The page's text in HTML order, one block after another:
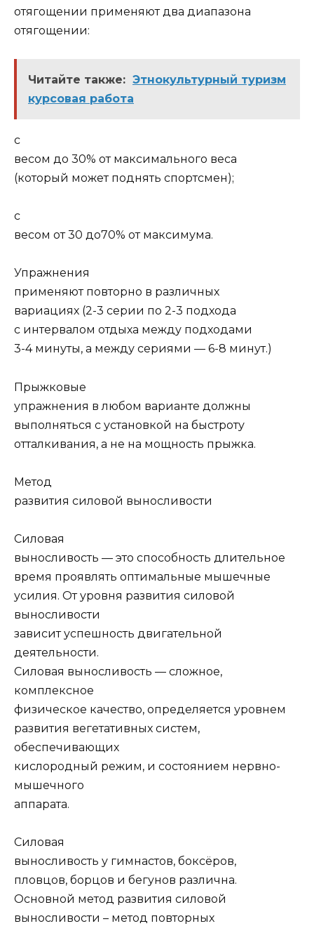
отягощении применяют два диапазона
отягощении:
Читайте также: Этнокультурный туризм
курсовая работа
с
весом до 30% от максимального веса
(который может поднять спортсмен);
с
весом от 30 до70% от максимума.
Упражнения
применяют повторно в различных
вариациях (2-3 серии по 2-3 подхода
с интервалом отдыха между подходами
3-4 минуты, а между сериями — 6-8 минут.)
Прыжковые
упражнения в любом варианте должны
выполняться с установкой на быстроту
отталкивания, а не на мощность прыжка.
Метод
развития силовой выносливости
Силовая
выносливость — это способность длительное
время проявлять оптимальные мышечные
усилия. От уровня развития силовой
выносливости
зависит успешность двигательной
деятельности.
Силовая выносливость — сложное,
комплексное
физическое качество, определяется уровнем
развития вегетативных систем,
обеспечивающих
кислородный режим, и состоянием нервно-
мышечного
аппарата.
Силовая
выносливость у гимнастов, боксёров,
пловцов, борцов и бегунов различна.
Ocновной метод развития силовой
выносливости – метод повторных